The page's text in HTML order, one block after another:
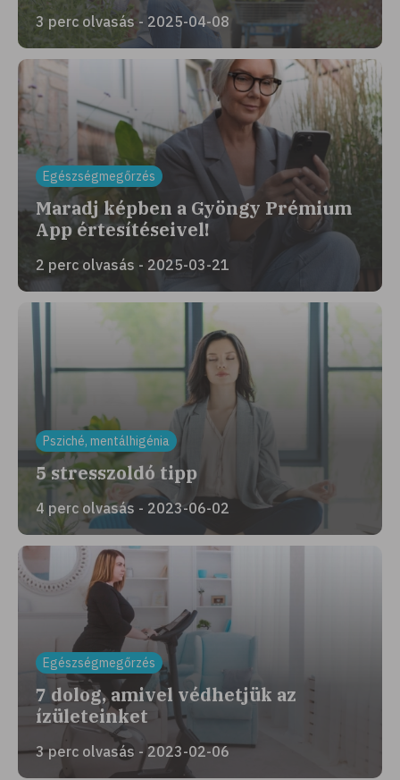
3 perc olvasás - 2025-04-08
Egészségmegőrzés
Maradj képben a Gyöngy Prémium
App értesítéseivel!
2 perc olvasás - 2025-03-21
Psziché, mentálhigénia
5 stresszoldó tipp
4 perc olvasás - 2023-06-02
Egészségmegőrzés
7 dolog, amivel védhetjük az
ízületeinket
3 perc olvasás - 2023-02-06